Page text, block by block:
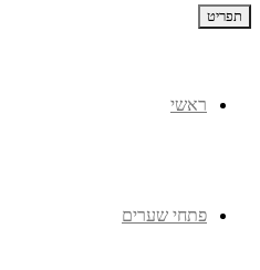
תפריט
ראשי
פתחי שערים